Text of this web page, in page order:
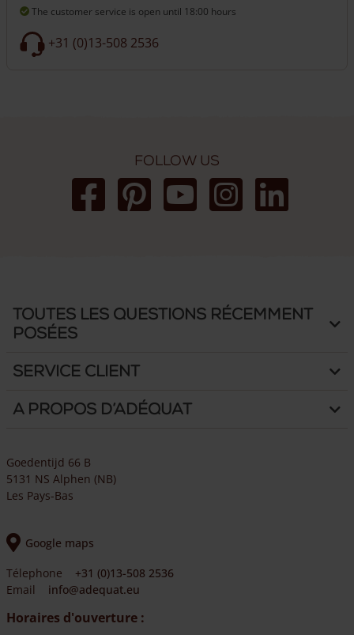
The customer service is open until 18:00 hours
+31 (0)13-508 2536
Follow us
Toutes les questions récemment
posées
Service client
A propos d’Adéquat
Goedentijd 66 B
5131 NS Alphen (NB)
Les Pays-Bas
Google maps
Télephone
+31 (0)13-508 2536
Email
info@adequat.eu
Horaires d'ouverture :